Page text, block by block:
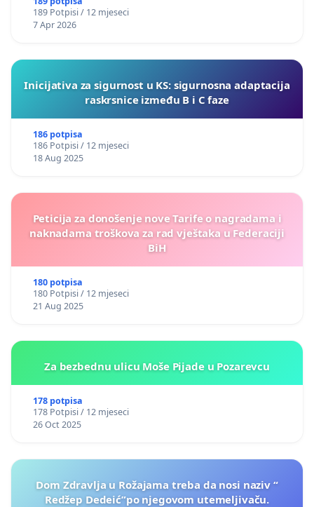
189 Potpisi / 12 mjeseci
7 Apr 2026
Inicijativa za sigurnost u KS: sigurnosna adaptacija
raskrsnice između B i C faze
186 potpisa
186 Potpisi / 12 mjeseci
18 Aug 2025
Peticija za donošenje nove Tarife o nagradama i
naknadama troškova za rad vještaka u Federaciji
BiH
180 potpisa
180 Potpisi / 12 mjeseci
21 Aug 2025
Za bezbednu ulicu Moše Pijade u Pozarevcu
178 potpisa
178 Potpisi / 12 mjeseci
26 Oct 2025
Dom Zdravlja u Rožajama treba da nosi naziv “
Redžep Dedeić”po njegovom utemeljivaču.